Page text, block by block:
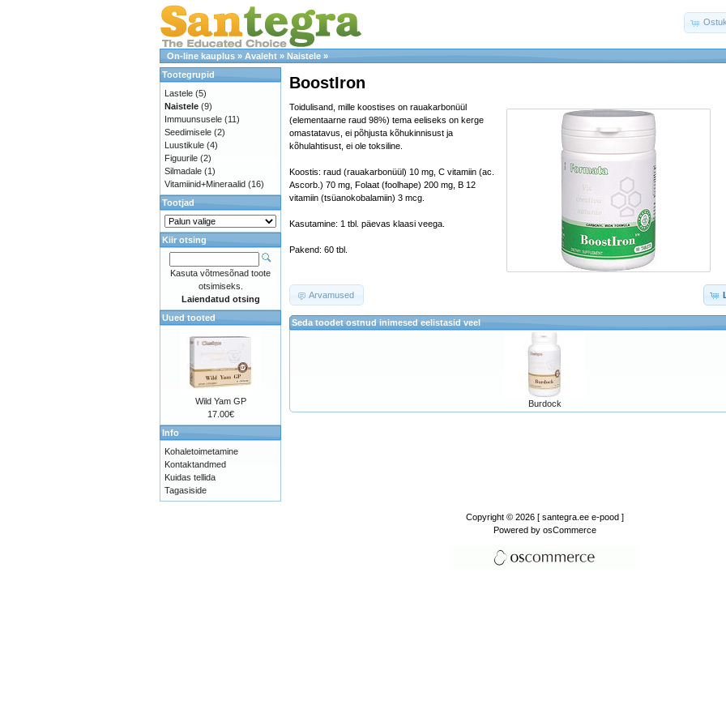
On-line kauplus » Avaleht » Naistele »
BoostIron
Toidulisand, mille koostises on rauakarbonüül
(elementaarne raud 98%) tema eeliseks on kerge
omastatavus, ei põhjusta kõhukinnisust ja
kõhulahtisust, ei ole toksiline.
Koostis: raud (rauakarbonüül) 10 mg, C vitamiin (ac.
Ascorb.) 70 mg, Folaat (foolhape) 200 mg, B 12
vitamiin (tsüanokobalamiin) 3 mcg.
Kasutamine: 1 tbl. päevas klaasi veega.
Pakend: 60 tbl.
Arvamused
Seda toodet ostnud inimesed eelistasid veel
Burdock
Tootegrupid
Lastele (5)
Naistele (9)
Immuunsusele (11)
Seedimisele (2)
Luustikule (4)
Figuurile (2)
Silmadale (1)
Vitamiinid+Mineraalid (16)
Tootjad
Kiir otsing
Kasuta võtmesõnad toote
otsimiseks.
Laiendatud otsing
Uued tooted
Wild Yam GP
17.00€
Info
Kohaletoimetamine
Kontaktandmed
Kuidas tellida
Tagasiside
Copyright © 2026 [ santegra.ee e-pood ]
Powered by osCommerce